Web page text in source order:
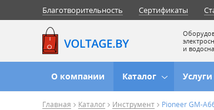
Благотворительность Сертификаты
и
О компании Каталог Услуги
Главная Каталог Инструмент Pioneer GM-